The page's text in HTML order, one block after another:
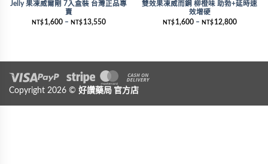
Jelly 果凍威爾剛 7入盒裝 台灣正品專
賣
NT$ 1,600– NT$ 13,550
雙效果凍威而鋼 柳橙味 助勃+延時速
效增硬
NT$ 1,600– NT$ 12,800
Visa PayPalStripe MasterCardCash On Delivery
Copyright 2026 © 好讚藥局 官方店